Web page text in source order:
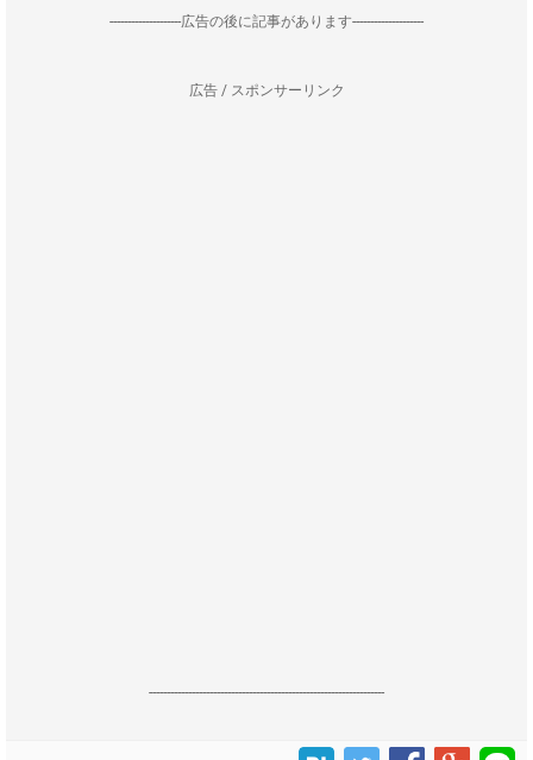
--------------------広告の後に記事があります--------------------
広告 / スポンサーリンク
------------------------------------------------------------------